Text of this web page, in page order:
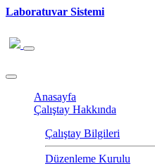
Laboratuvar Sistemi
Anasayfa
Çalıştay Hakkında
Çalıştay Bilgileri
Düzenleme Kurulu